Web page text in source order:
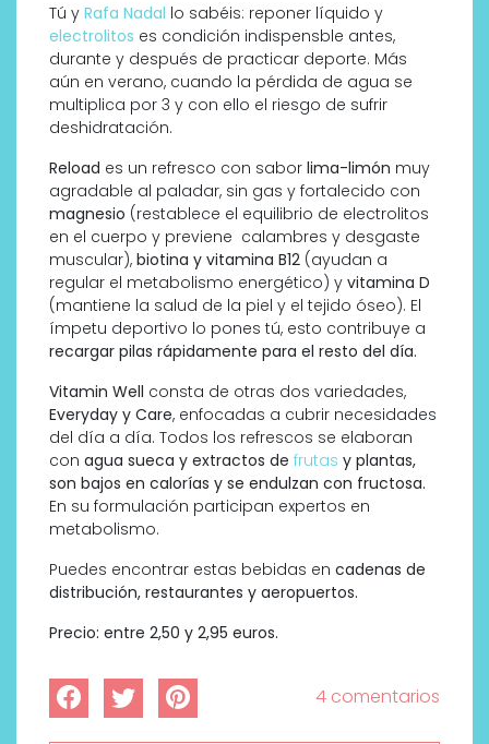
Tú y Rafa Nadal lo sabéis: reponer líquido y
electrolitos es condición indispensble antes,
durante y después de practicar deporte. Más
aún en verano, cuando la pérdida de agua se
multiplica por 3 y con ello el riesgo de sufrir
deshidratación.
Reload es un refresco con sabor lima-limón muy
agradable al paladar, sin gas y fortalecido con
magnesio (restablece el equilibrio de electrolitos
en el cuerpo y previene calambres y desgaste
muscular), biotina y vitamina B12 (ayudan a
regular el metabolismo energético) y vitamina D
(mantiene la salud de la piel y el tejido óseo). El
ímpetu deportivo lo pones tú, esto contribuye a
recargar pilas rápidamente para el resto del día.
Vitamin Well consta de otras dos variedades,
Everyday y Care, enfocadas a cubrir necesidades
del día a día. Todos los refrescos se elaboran
con agua sueca y extractos de frutas y plantas,
son bajos en calorías y se endulzan con fructosa.
En su formulación participan expertos en
metabolismo.
Puedes encontrar estas bebidas en cadenas de
distribución, restaurantes y aeropuertos.
Precio: entre 2,50 y 2,95 euros.
4 comentarios